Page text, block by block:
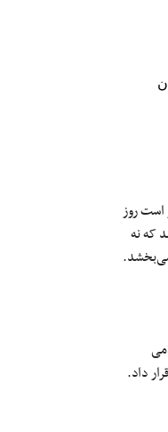
است روز
که نه
اسلامی
داد.